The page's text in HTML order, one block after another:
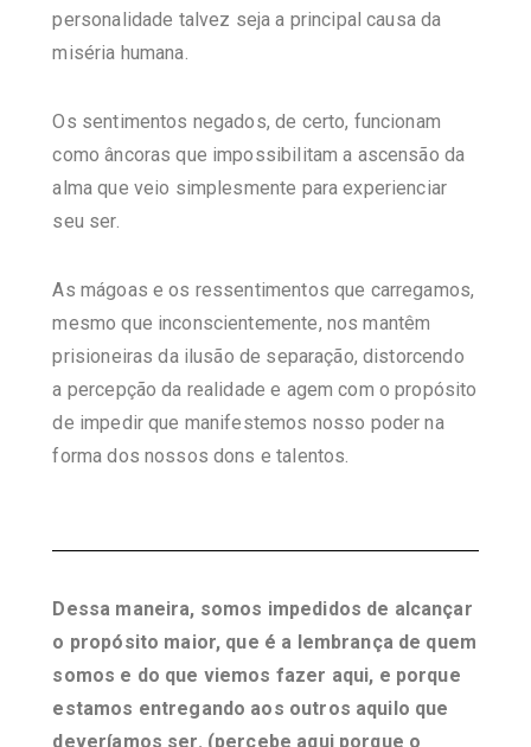
personalidade talvez seja a principal causa da
miséria humana.
Os sentimentos negados, de certo, funcionam
como âncoras que impossibilitam a ascensão da
alma que veio simplesmente para experienciar
seu ser.
As mágoas e os ressentimentos que carregamos,
mesmo que inconscientemente, nos mantêm
prisioneiras da ilusão de separação, distorcendo
a percepção da realidade e agem com o propósito
de impedir que manifestemos nosso poder na
forma dos nossos dons e talentos.
Dessa maneira, somos impedidos de alcançar
o propósito maior, que é a lembrança de quem
somos e do que viemos fazer aqui, e porque
estamos entregando aos outros aquilo que
deveríamos ser. (percebe aqui porque o